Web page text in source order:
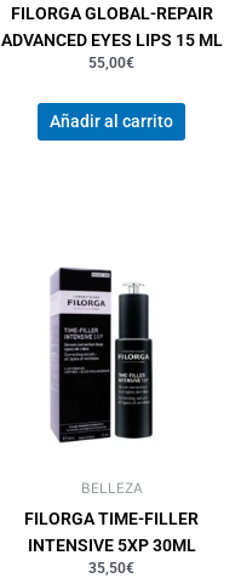
FILORGA GLOBAL-REPAIR
ADVANCED EYES LIPS 15 ML
55,00€
Añadir al carrito
BELLEZA
FILORGA TIME-FILLER
INTENSIVE 5XP 30ML
35,50€